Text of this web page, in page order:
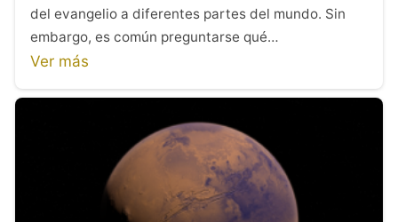
del evangelio a diferentes partes del mundo. Sin
embargo, es común preguntarse qué…
Ver más